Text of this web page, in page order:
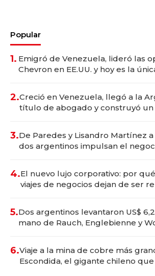
Popular
1. Emigró de Venezuela, lideró las
Chevron en EE.UU. y hoy es la
2.Creció en Venezuela, llegó a la
título de abogado y construyó
3.De Paredes y Lisandro Martínez
dos argentinos impulsan el
4.El nuevo lujo corporativo: por
viajes de negocios dejan de ser
5.Dos argentinos levantaron US$
mano de Rauch, Englebienne y
6.Viaje a la mina de cobre más
Escondida, el gigante chileno que